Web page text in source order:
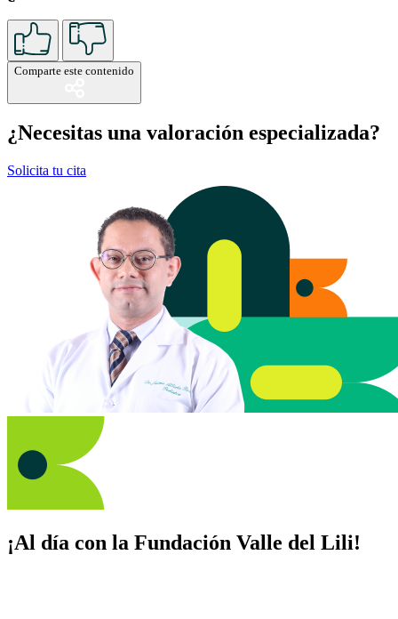
Comparte este contenido
¿Necesitas una valoración especializada?
Solicita tu cita
¡Al día con la Fundación Valle del Lili!